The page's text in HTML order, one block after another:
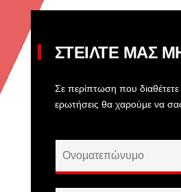
ΣΤΕΙΛΤΕ ΜΑΣ
Σε περίπτωση που διαθέτετε
ερωτήσεις θα χαρούμε να